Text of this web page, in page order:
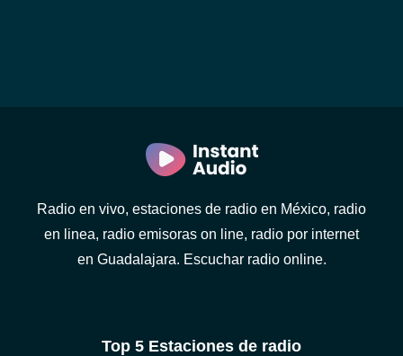
Radio en vivo, estaciones de radio en México, radio
en linea, radio emisoras on line, radio por internet
en Guadalajara. Escuchar radio online.
Top 5 Estaciones de radio